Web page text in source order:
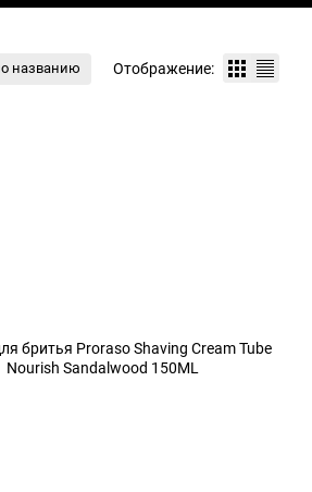
названию Отображение: